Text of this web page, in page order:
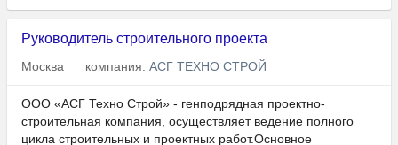
Руководитель строительного проекта
Москва компания: АСГ ТЕХНО СТРОЙ
ООО «АСГ Техно Строй» - генподрядная проектно-
строительная компания, осуществляет ведение полного
цикла строительных и проектных работ.Основное